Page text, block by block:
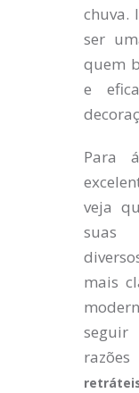
chuva.
ser
quem
e
Para
veja
suas
mais